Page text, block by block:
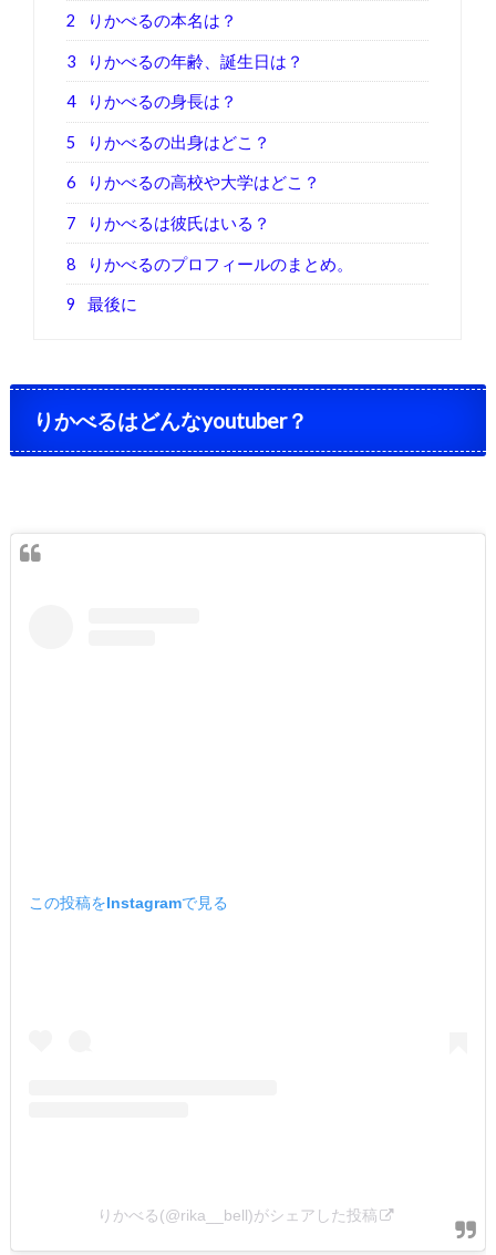
2 りかべるの本名は？
3 りかべるの年齢、誕生日は？
4 りかべるの身長は？
5 りかべるの出身はどこ？
6 りかべるの高校や大学はどこ？
7 りかべるは彼氏はいる？
8 りかべるのプロフィールのまとめ。
9 最後に
りかべるはどんなyoutuber？
この投稿をInstagramで見る
りかべる(@rika__bell)がシェアした投稿